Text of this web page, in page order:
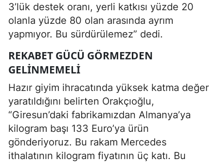
3’lük destek oranı, yerli katkısı yüzde 20
olanla yüzde 80 olan arasında ayrım
yapmıyor. Bu sürdürülemez” dedi.
REKABET GÜCÜ GÖRMEZDEN
GELINMEMELI
Hazır giyim ihracatında yüksek katma değer
yaratıldığını belirten Orakçıoğlu,
“Giresun’daki fabrikamızdan Almanya’ya
kilogram başı 133 Euro’ya ürün
gönderiyoruz. Bu rakam Mercedes
ithalatının kilogram fiyatının üç katı. Bu